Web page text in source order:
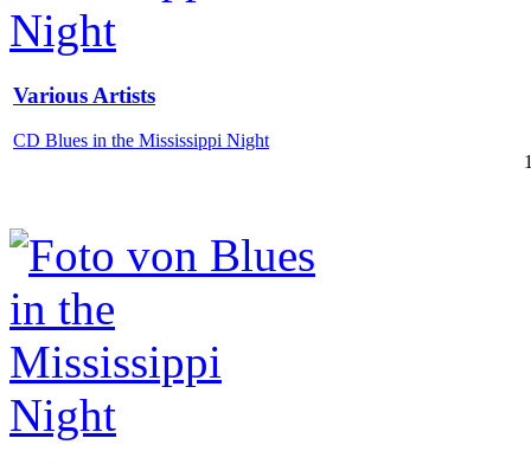
Various Artists
CD Blues in the Mississippi Night